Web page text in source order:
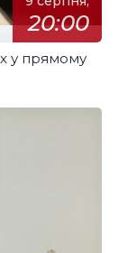
20:00
у прямому